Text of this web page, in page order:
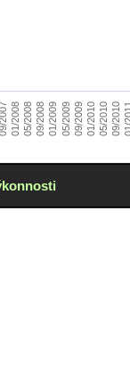
09/200701/200805/200809/200801/200905/200909/200901/201005/201009/2010